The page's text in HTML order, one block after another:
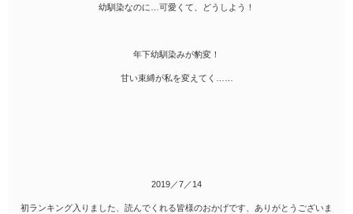
幼馴染なのに…可愛くて、どうしよう！
年下幼馴染みが豹変！
甘い束縛が私を変えてく……
2019／7／14
初ランキング入りました、読んでくれる皆様のおかげです、ありがとうございま